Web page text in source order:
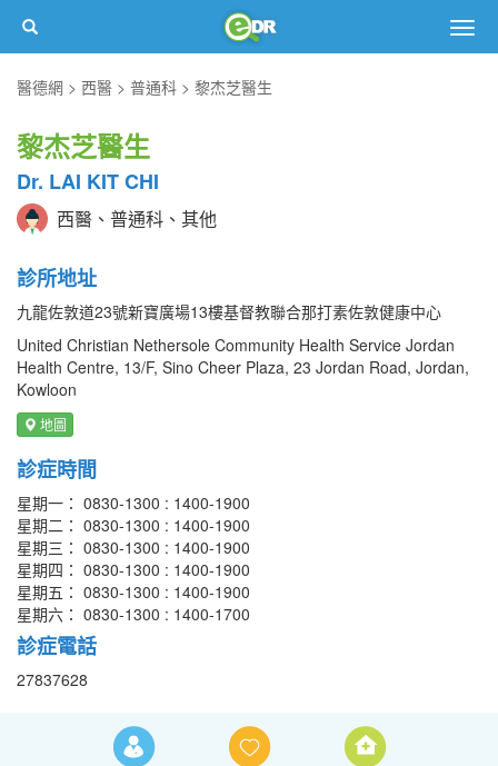
醫德網
西醫 普通科 黎杰芝醫生
黎杰芝醫生
Dr. LAI KIT CHI
西醫、普通科、其他
診所地址
九龍佐敦道23號新寶廣場13樓基督教聯合那打素佐敦健康中心
United Christian Nethersole Community Health Service Jordan
Health Centre, 13/F, Sino Cheer Plaza, 23 Jordan Road, Jordan,
Kowloon
地圖
診症時間
星期一： 0830-1300 : 1400-1900
星期二： 0830-1300 : 1400-1900
星期三： 0830-1300 : 1400-1900
星期四： 0830-1300 : 1400-1900
星期五： 0830-1300 : 1400-1900
星期六： 0830-1300 : 1400-1700
診症電話
27837628